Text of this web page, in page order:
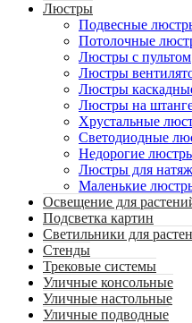
Люстры
Подвесные
Потолочные
Люстры с пультом
Люстры
Люстры
Люстры на
Хрустальные
Светодиодные
Недорогие
Люстры для
Маленькие
Освещение для
Подсветка картин
Светильники для
Стенды
Трековые системы
Уличные консольные
Уличные настольные
Уличные подводные